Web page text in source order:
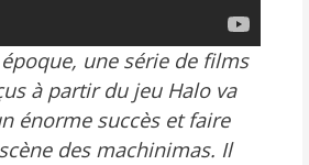
une série de films
à partir du jeu Halova
énorme succès et faire
des machinimas. Il